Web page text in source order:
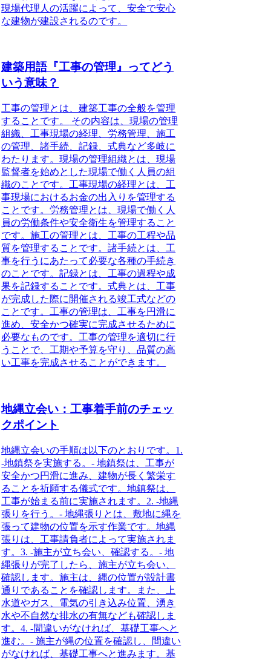
現場代理人の活躍によって、安全で安心
な建物が建設されるのです。
建築用語『工事の管理』ってどう
いう意味？
工事の管理とは、建築工事の全般を管理
することです。
その内容は、現場の管理
組織、工事現場の経理、労務管理、施工
の管理、諸手続、記録、式典など多岐に
わたります。現場の管理組織とは、現場
監督者を始めとした現場で働く人員の組
織のことです。工事現場の経理とは、工
事現場におけるお金の出入りを管理する
ことです。労務管理とは、現場で働く人
員の労働条件や安全衛生を管理すること
です。施工の管理とは、工事の工程や品
質を管理することです。諸手続とは、工
事を行うにあたって必要な各種の手続き
のことです。記録とは、工事の過程や成
果を記録することです。式典とは、工事
が完成した際に開催される竣工式などの
ことです。工事の管理は、工事を円滑に
進め、安全かつ確実に完成させるために
必要なものです。工事の管理を適切に行
うことで、工期や予算を守り、品質の高
い工事を完成させることができます。
地縄立会い：工事着手前のチェッ
クポイント
地縄立会いの手順は以下のとおりです。1.
-地鎮祭を実施する。- 地鎮祭は、工事が
安全かつ円滑に進み、建物が長く繁栄す
ることを祈願する儀式です。地鎮祭は、
工事が始まる前に実施されます。2. -地縄
張りを行う。- 地縄張りとは、敷地に縄を
張って建物の位置を示す作業です。地縄
張りは、工事請負者によって実施されま
す。3. -施主が立ち会い、確認する。- 地
縄張りが完了したら、施主が立ち会い、
確認します。施主は、縄の位置が設計書
通りであることを確認します。また、上
水道やガス、電気の引き込み位置、湧き
水や不自然な排水の有無なども確認しま
す。4. -間違いがなければ、基礎工事へと
進む。- 施主が縄の位置を確認し、間違い
がなければ、基礎工事へと進みます。基